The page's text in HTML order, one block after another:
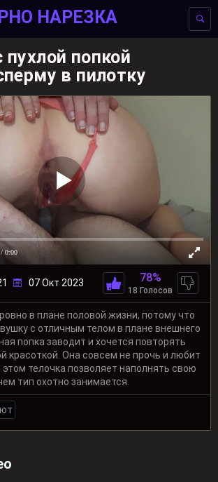
НАРЕЗКА
попкой
в пилотку
/ 0:00
07 Окт 2023 78%
18 Голосов
в плане половой жизни, потому что
с отличным телом в плане внешнего
попка заводит и хочется повторять
красоткой. Она совсем не прочь и любит
телочка позволяет наполнять свою
тип охотно занимается.